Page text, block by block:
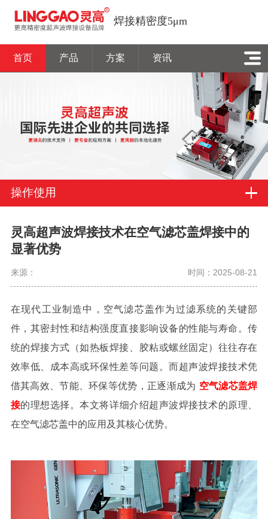
焊接精密度5μm
首页 产品 方案 资讯
操作使用
灵高超声波焊接技术在空气滤芯盖焊接中的
显著优势
来源： 时间：2025-08-21
在现代工业制造中，空气滤芯盖作为过滤系统的关键部
件，其密封性和结构强度直接影响设备的性能与寿命。传
统的焊接方式（如热板焊接、胶粘或螺丝固定）往往存在
效率低、成本高或环保性差等问题。而超声波焊接技术凭
借其高效、节能、环保等优势，正逐渐成为 空气滤芯盖焊
接的理想选择。本文将详细介绍超声波焊接技术的原理、
在空气滤芯盖中的应用及其核心优势。